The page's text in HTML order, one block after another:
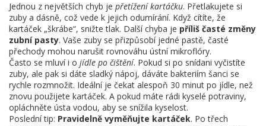
Jednou z největších chyb je přetížení kartáčku. Přetlakujete si
zuby a dásně, což vede k jejich odumírání. Když cítíte, že
kartáček „škrábe“, snižte tlak. Další chyba je příliš časté změny
zubní pasty. Vaše zuby se přizpůsobí jedné pastě, časté
přechody mohou narušit rovnováhu ústní mikroflóry.
Často se mluví i o jídle po čištění. Pokud si po snídani vyčistíte
zuby, ale pak si dáte sladký nápoj, dáváte bakteriím šanci se
rychle rozmnožit. Ideální je čekat alespoň 30 minut po jídle, než
znovu použijete kartáček. A pokud máte rádi kyselé potraviny,
opláchněte ústa vodou, aby se snížila kyselost.
Poslední tip: Pravidelně vyměňujte kartáček. Po třech